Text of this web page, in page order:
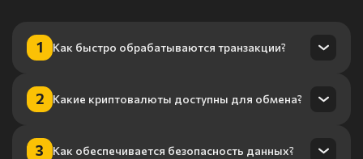
1 Как быстро обрабатываются транзакции?
Транзакции обрабатываются в течение нескольких минут
благодаря нашему высокопроизводительному
2 Какие криптовалюты доступны для обмена?
Мы поддерживаем более 100 криптовалют, включая
3 Как обеспечивается безопасность данных?